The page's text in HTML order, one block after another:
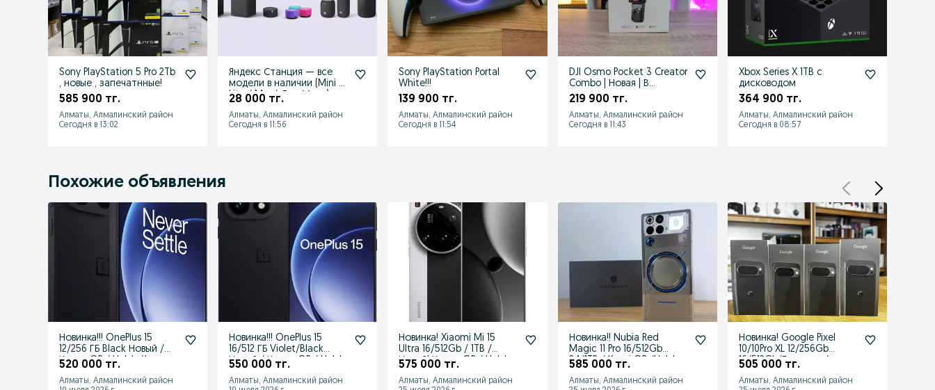
Sony PlayStation 5 Pro 2Tb
, новые , запечатнные!
585 900 тг.
Алматы, Алмалинский район
Сегодня в 13:02
Яндекс Станция — все
модели в наличии (Mini /
Lite / Max/ Дуо Макс)
28 000 тг.
Алматы, Алмалинский район
Сегодня в 11:56
Sony PlayStation Portal
White!!!
139 900 тг.
Алматы, Алмалинский район
Сегодня в 11:54
DJI Osmo Pocket 3 Creator
Combo | Новая | В
наличии
219 900 тг.
Алматы, Алмалинский район
Сегодня в 11:43
Xbox Series X 1TB с
дисководом
364 900 тг.
Алматы, Алмалинский район
Сегодня в 08:57
Похожие объявления
Новинка!!! OnePlus 15
12/256 ГБ Black Новый /
Каспи QR / Halyk /Jusan
520 000 тг.
Алматы, Алмалинский район
Новинка!!! OnePlus 15
16/512 ГБ Violet/Black
Новый / Каспи QR / Halyk
550 000 тг.
Алматы, Алмалинский район
Новинка! Xiaomi Mi 15
Ultra 16/512Gb / 1TB /
Новый! Каспи QR / Halyk
575 000 тг.
Алматы, Алмалинский район
Новинка!! Nubia Red
Magic 11 Pro 16/512Gb
24/1TB / Kaspi QR /Halyk
585 000 тг.
Алматы, Алмалинский район
Новинка! Google Pixel
10/10Pro XL 12/256Gb
16/512Gb/Гарантия/
505 000 тг.
Алматы, Алмалинский район